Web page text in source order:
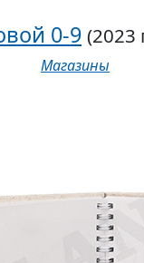
0-9 (2023
Магазины